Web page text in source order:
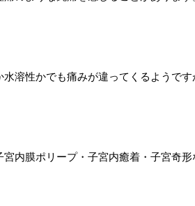
溶性かでも痛みが違ってくるようで
内膜ポリープ・子宮内癒着・子宮奇